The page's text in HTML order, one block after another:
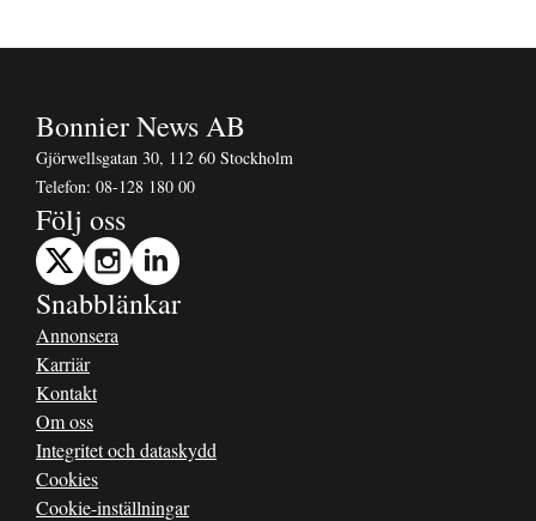
Bonnier News AB
Gjörwellsgatan 30, 112 60 Stockholm
Telefon: 08-128 180 00
Följ oss
Snabblänkar
Annonsera
Karriär
Kontakt
Om oss
Integritet och dataskydd
Cookies
Cookie-inställningar